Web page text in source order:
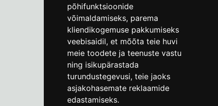
põhifunktsioonide
võimaldamiseks, parema
kliendikogemuse pakkumiseks
veebisaidil, et mõõta teie huvi
meie toodete ja teenuste vastu
ning isikupärastada
turundustegevusi, teie jaoks
asjakohasemate reklaamide
edastamiseks.
Пн–Пт 9–17:(+372) 610 4178
info@linnamuuseum.ee